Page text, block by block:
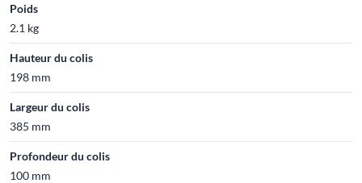
Poids
2.1 kg
Hauteur du colis
198 mm
Largeur du colis
385 mm
Profondeur du colis
100 mm